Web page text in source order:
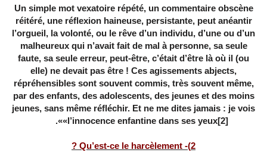
Un simple mot vexatoire répété, un commentaire obscène
réitéré, une réflexion haineuse, persistante, peut anéantir
l’orgueil, la volonté, ou le rêve d’un individu, d’une ou d’un
malheureux qui n’avait fait de mal à personne, sa seule
faute, sa seule erreur, peut-être, c’était d’être là où il (ou
elle) ne devait pas être ! Ces agissements abjects,
répréhensibles sont souvent commis, très souvent même,
par des enfants, des adolescents, des jeunes et des moins
jeunes, sans même réfléchir. Et ne me dites jamais : je vois
«l’innocence enfantine dans ses yeux[2]
».
2)- Qu’est-ce le harcèlement ?